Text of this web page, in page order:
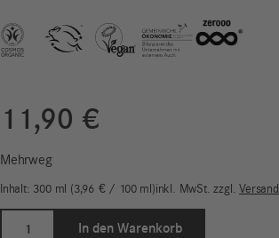
11,90 €
Mehrweg
Inhalt: 300 ml 3,96 €/ 100 ml inkl. MwSt. zzgl.Versand
In den Warenkorb